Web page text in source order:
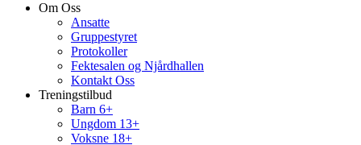
Om Oss
Ansatte
Gruppestyret
Protokoller
Fektesalen og Njårdhallen
Kontakt Oss
Treningstilbud
Barn 6+
Ungdom 13+
Voksne 18+